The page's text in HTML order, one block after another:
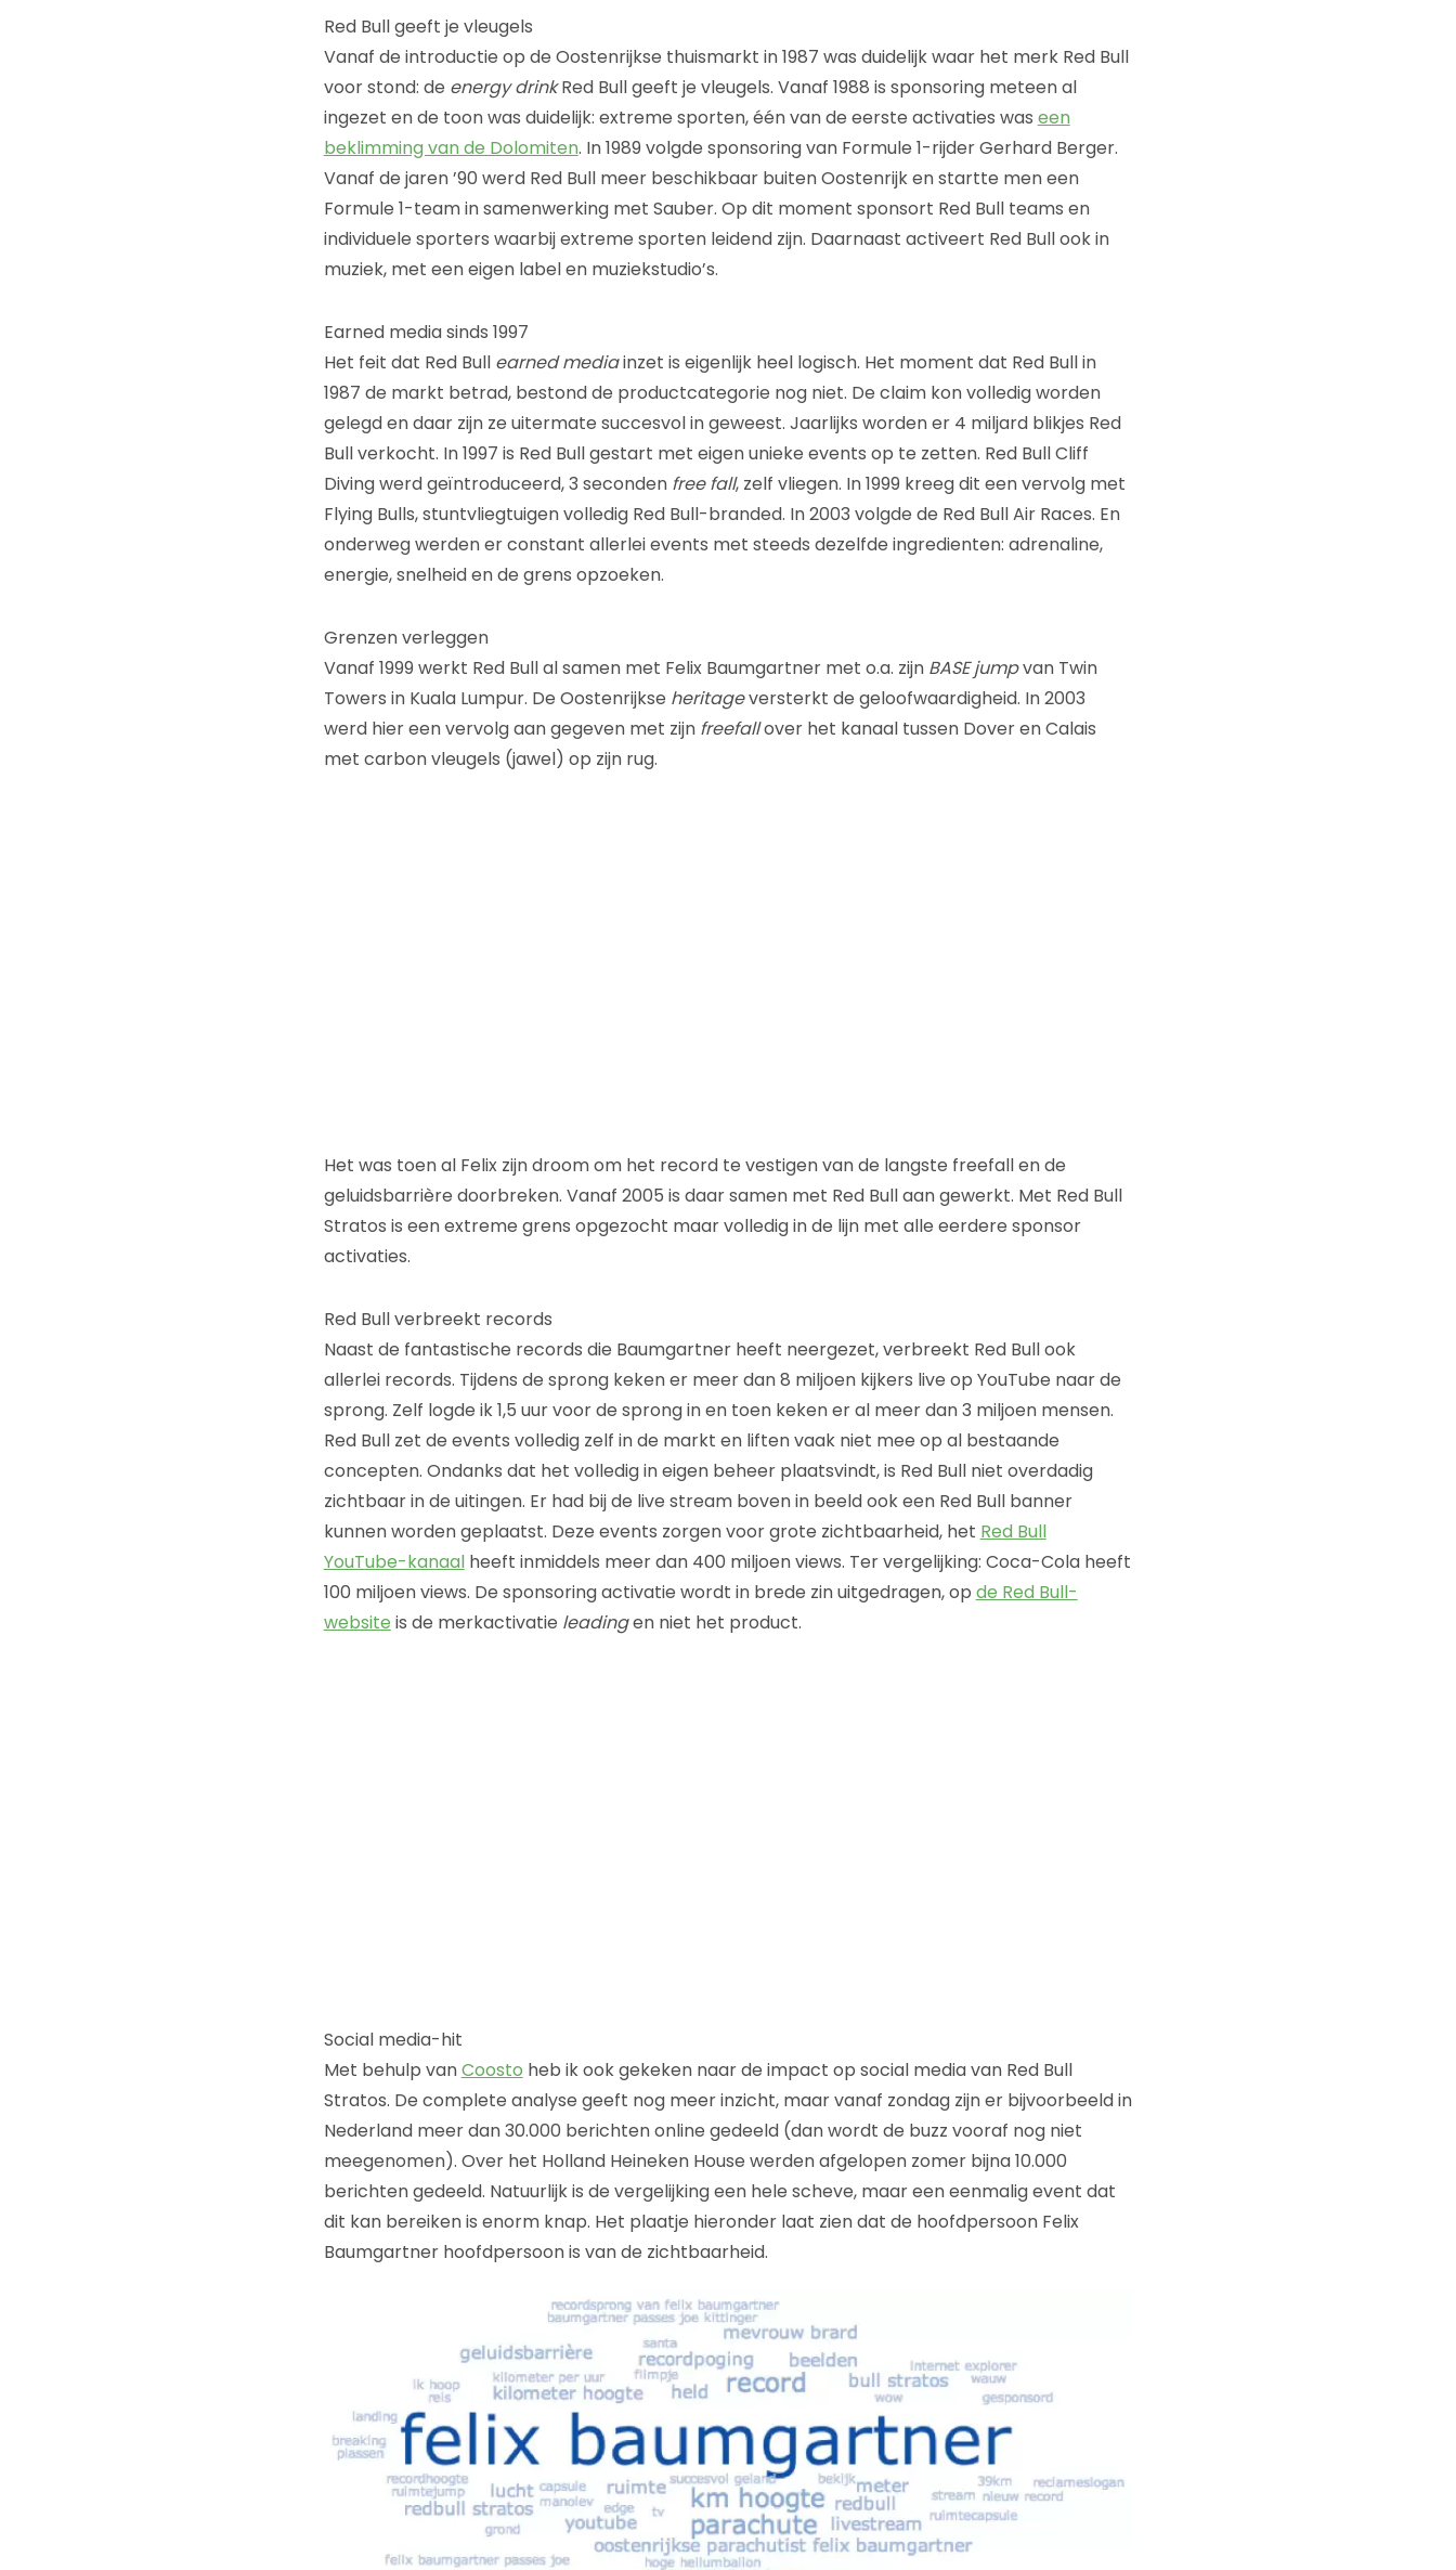
Red Bull geeft je vleugels
Vanaf de introductie op de Oostenrijkse thuismarkt in 1987 was duidelijk waar het merk Red Bull
voor stond: de energy drinkRed Bull geeft je vleugels. Vanaf 1988 is sponsoring meteen al
ingezet en de toon was duidelijk: extreme sporten, één van de eerste activaties was een
beklimming van de Dolomiten. In 1989 volgde sponsoring van Formule 1-rijder Gerhard Berger.
Vanaf de jaren ’90 werd Red Bull meer beschikbaar buiten Oostenrijk en startte men een
Formule 1-team in samenwerking met Sauber. Op dit moment sponsort Red Bull teams en
individuele sporters waarbij extreme sporten leidend zijn. Daarnaast activeert Red Bull ook in
muziek, met een eigen label en muziekstudio’s.
Earned media sinds 1997
Het feit dat Red Bull earned mediainzet is eigenlijk heel logisch. Het moment dat Red Bull in
1987 de markt betrad, bestond de productcategorie nog niet. De claim kon volledig worden
gelegd en daar zijn ze uitermate succesvol in geweest. Jaarlijks worden er 4 miljard blikjes Red
Bull verkocht. In 1997 is Red Bull gestart met eigen unieke events op te zetten. Red Bull Cliff
Diving werd geïntroduceerd, 3 seconden free fall, zelf vliegen. In 1999 kreeg dit een vervolg met
Flying Bulls, stuntvliegtuigen volledig Red Bull-branded. In 2003 volgde de Red Bull Air Races. En
onderweg werden er constant allerlei events met steeds dezelfde ingredienten: adrenaline,
energie, snelheid en de grens opzoeken.
Grenzen verleggen
Vanaf 1999 werkt Red Bull al samen met Felix Baumgartner met o.a. zijn BASE jumpvan Twin
Towers in Kuala Lumpur. De Oostenrijkse heritageversterkt de geloofwaardigheid. In 2003
werd hier een vervolg aan gegeven met zijn freefallover het kanaal tussen Dover en Calais
met carbon vleugels (jawel) op zijn rug.
Het was toen al Felix zijn droom om het record te vestigen van de langste freefall en de
geluidsbarrière doorbreken. Vanaf 2005 is daar samen met Red Bull aan gewerkt. Met Red Bull
Stratos is een extreme grens opgezocht maar volledig in de lijn met alle eerdere sponsor
activaties.
Red Bull verbreekt records
Naast de fantastische records die Baumgartner heeft neergezet, verbreekt Red Bull ook
allerlei records. Tijdens de sprong keken er meer dan 8 miljoen kijkers live op YouTube naar de
sprong. Zelf logde ik 1,5 uur voor de sprong in en toen keken er al meer dan 3 miljoen mensen.
Red Bull zet de events volledig zelf in de markt en liften vaak niet mee op al bestaande
concepten. Ondanks dat het volledig in eigen beheer plaatsvindt, is Red Bull niet overdadig
zichtbaar in de uitingen. Er had bij de live stream boven in beeld ook een Red Bull banner
kunnen worden geplaatst. Deze events zorgen voor grote zichtbaarheid, het Red Bull
YouTube-kanaalheeft inmiddels meer dan 400 miljoen views. Ter vergelijking: Coca-Cola heeft
100 miljoen views. De sponsoring activatie wordt in brede zin uitgedragen, op de Red Bull-
website is de merkactivatie leadingen niet het product.
Social media-hit
Met behulp vanCoosto heb ik ook gekeken naar de impact op social media van Red Bull
Stratos. De complete analyse geeft nog meer inzicht, maar vanaf zondag zijn er bijvoorbeeld in
Nederland meer dan 30.000 berichten online gedeeld (dan wordt de buzz vooraf nog niet
meegenomen). Over het Holland Heineken House werden afgelopen zomer bijna 10.000
berichten gedeeld. Natuurlijk is de vergelijking een hele scheve, maar een eenmalig event dat
dit kan bereiken is enorm knap. Het plaatje hieronder laat zien dat de hoofdpersoon Felix
Baumgartner hoofdpersoon is van de zichtbaarheid.